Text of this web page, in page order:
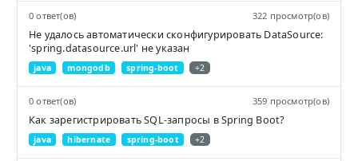
0 ответ(ов) 322 просмотр(ов)
Не удалось автоматически сконфигурировать DataSource:
'spring.datasource.url' не указан
java mongodb spring-boot +2
0 ответ(ов) 359 просмотр(ов)
Как зарегистрировать SQL-запросы в Spring Boot?
java hibernate spring-boot +2